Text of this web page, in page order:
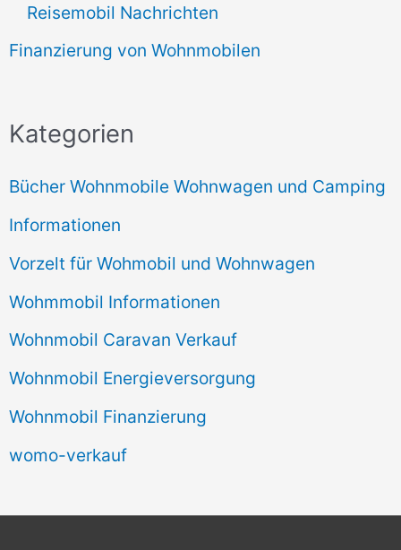
Reisemobil Nachrichten
Finanzierung von Wohnmobilen
Kategorien
Bücher Wohnmobile Wohnwagen und Camping
Informationen
Vorzelt für Wohmobil und Wohnwagen
Wohmmobil Informationen
Wohnmobil Caravan Verkauf
Wohnmobil Energieversorgung
Wohnmobil Finanzierung
womo-verkauf